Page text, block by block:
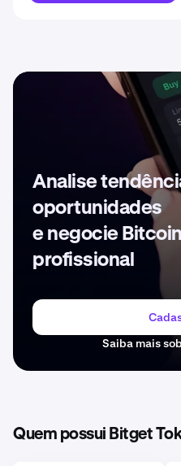
Analise
oportunidades
e negocie
profissional
Saiba mais
Quem possui Bitget